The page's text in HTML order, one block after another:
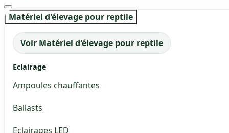
Matériel d'élevage pour reptile
Voir Matériel d'élevage pour reptile
Eclairage
Ampoules chauffantes
Ballasts
Eclairages LED